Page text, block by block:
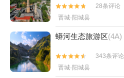


28条评论
晋城·阳城县
蟒河生态旅游区(4A)


343条评论
晋城·阳城县